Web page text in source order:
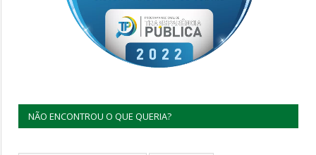
NÃO ENCONTROU O QUE QUERIA?